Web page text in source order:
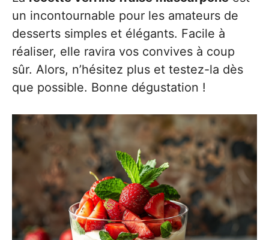
un incontournable pour les amateurs de
desserts simples et élégants. Facile à
réaliser, elle ravira vos convives à coup
sûr. Alors, n’hésitez plus et testez-la dès
que possible. Bonne dégustation !